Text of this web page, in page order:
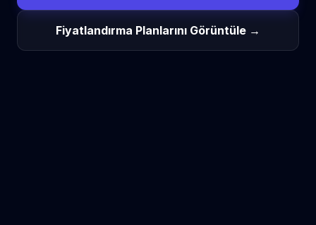
Fiyatlandırma Planlarını Görüntüle →